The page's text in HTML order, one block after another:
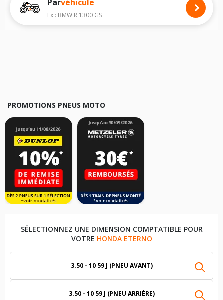
Nous recommandons de toujours monter des pneus moto avec les
dimensions homologuées par le constructeur.
Pour cela, veuillez sélectionner le modèle de votre motoHONDA Eterno
Parvéhicule
Ex : BMW R 1300 GS
PROMOTIONS PNEUS MOTO
SÉLECTIONNEZ UNE DIMENSION COMPTATIBLE POUR
VOTRE HONDA ETERNO
3.50 - 10 59 J (PNEU AVANT)
3.50 - 10 59 J (PNEU ARRIÈRE)